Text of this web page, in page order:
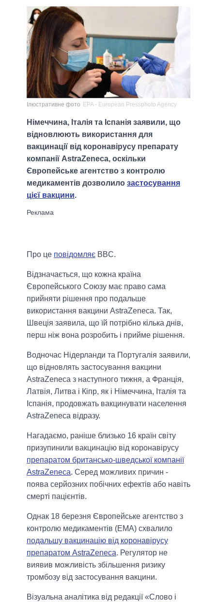
Ілюстративне фото EPA - European Pressphoto Agency
Німеччина, Італія та Іспанія заявили, що
відновлюють використання для
вакцинації від коронавірусу препарату
компанії AstraZeneca, оскільки
Європейське агентство з контролю
медикаментів дозволило застосування
цієї вакцини.
Про це повідомляє BBC.
Відзначається, що кожна країна
Європейського Союзу має право сама
прийняти рішення про подальше
використання вакцини AstraZeneca. Так,
Швеція заявила, що їй потрібно кілька днів,
перш ніж вона розробить і прийме рішення.
Водночас Нідерланди та Португалія заявили,
що відновлять застосування вакцини
AstraZeneca з наступного тижня, а Франція,
Латвія, Литва і Кіпр, як і Німеччина, Італія та
Іспанія, продовжать вакцинувати населення
AstraZeneca відразу.
Нагадаємо, раніше близько 16 країн світу
призупинили вакцинацію від коронавірусу
препаратом британсько-шведської компанії
AstraZeneca. Серед можливих причин -
поява серйозних побічних ефектів або навіть
смерті пацієнтів.
Однак 18 березня Європейське агентство з
контролю медикаментів (EMA) схвалило
подальшу вакцинацію від коронавірусу
препаратом AstraZeneca. Регулятор не
виявив можливість збільшення ризику
тромбозу від застосування вакцини.
Візуальна аналітика від редакції «Слово і